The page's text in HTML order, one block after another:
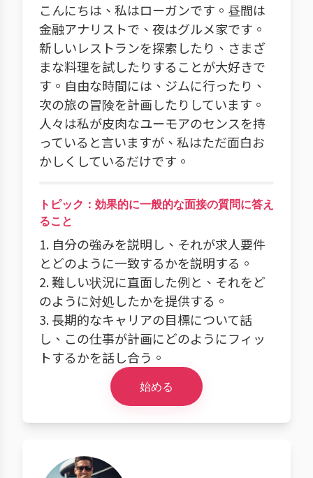
こんにちは、私はローガンです。昼間は
金融アナリストで、夜はグルメ家です。
新しいレストランを探索したり、さまざ
まな料理を試したりすることが大好きで
す。自由な時間には、ジムに行ったり、
次の旅の冒険を計画したりしています。
人々は私が皮肉なユーモアのセンスを持
っていると言いますが、私はただ面白お
かしくしているだけです。
トピック：効果的に一般的な面接の質問に答え
ること
1. 自分の強みを説明し、それが求人要件
とどのように一致するかを説明する。
2. 難しい状況に直面した例と、それをど
のように対処したかを提供する。
3. 長期的なキャリアの目標について話
し、この仕事が計画にどのようにフィッ
トするかを話し合う。
始める